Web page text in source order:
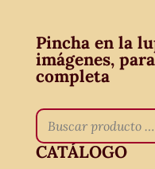
Pincha en la
imágenes,
completa
CATÁLOGO